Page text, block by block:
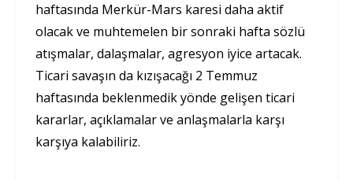
haftasında Merkür-Mars karesi daha aktif
olacak ve muhtemelen bir sonraki hafta sözlü
atışmalar, dalaşmalar, agresyon iyice artacak.
Ticari savaşın da kızışacağı 2 Temmuz
haftasında beklenmedik yönde gelişen ticari
kararlar, açıklamalar ve anlaşmalarla karşı
karşıya kalabiliriz.